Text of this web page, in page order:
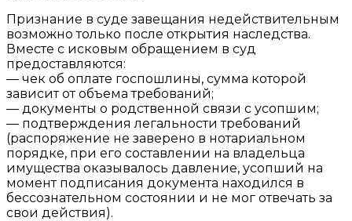
Признание в суде завещания недействительным
возможно только после открытия наследства.
Вместе с исковым обращением в суд
предоставляются:
— чек об оплате госпошлины, сумма которой
зависит от объема требований;
— документы о родственной связи с усопшим;
— подтверждения легальности требований
(распоряжение не заверено в нотариальном
порядке, при его составлении на владельца
имущества оказывалось давление, усопший на
момент подписания документа находился в
бессознательном состоянии и не мог отвечать за
свои действия).